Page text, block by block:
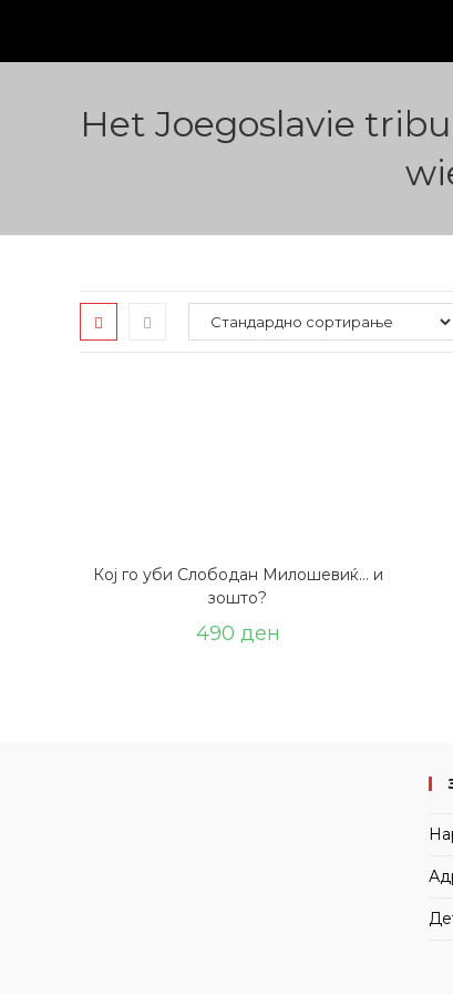
content
Het Joegoslavie
Кој го уби Слободан Милошевиќ… и
зошто?
490 ден